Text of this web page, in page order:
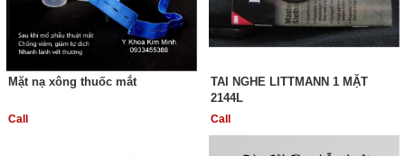
Mặt nạ xông thuốc mắt
Call
TAI NGHE LITTMANN 1 MẶT
2144L
Call